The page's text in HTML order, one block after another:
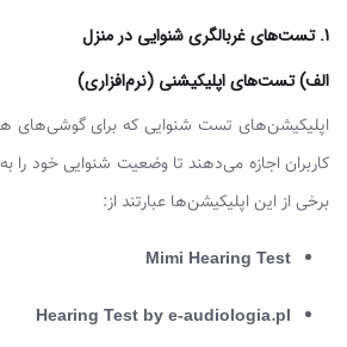
1. تست‌های غربالگری شنوایی در منزل
​الف) تست‌های اپلیکیشنی (نرم‌افزاری)
اپلیکیشن‌های تست شنوایی که برای گوشی‌های
کاربران اجازه می‌دهند تا وضعیت شنوایی خود را
برخی از این اپلیکیشن‌ها عبارتند از:
Mimi Hearing Test
Hearing Test by e-audiologia.pl